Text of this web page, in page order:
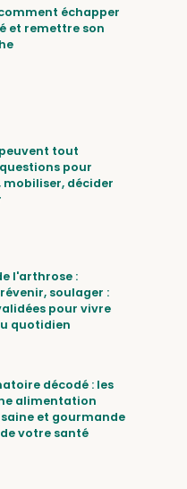
échapper
et remettre son
tout
pour
mobiliser, décider
l'arthrose :
soulager :
pour vivre
quotidien
décodé : les
alimentation
et gourmande
votre santé